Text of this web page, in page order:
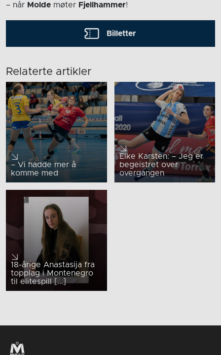
– når Molde møter Fjellhammer!
Billetter
Relaterte artikler
– Vi hadde mer å
komme med
Elke Karsten: – Jeg er
begeistret over
overgangen
18-årige Anastasija fra
topplag i Montenegro
til elitespill [...]